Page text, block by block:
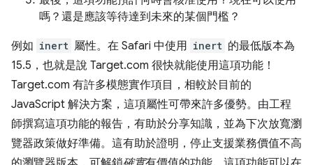
嗎？還是應該等待達到未來的某個門檻？
例如 inert 屬性。在 Safari 中使用 inert 的最低版本為
15.5，也就是說 Target.com 很快就能使用這項功能！
Target.com 有許多模態實作項目，相較於目前的
JavaScript 解決方案，這項屬性可帶來許多優勢。由工程
師撰寫這項功能的報告，有助於分享知識，並為下次放寬瀏
覽器政策做好準備。這有助於證明，停止支援業務價值不高